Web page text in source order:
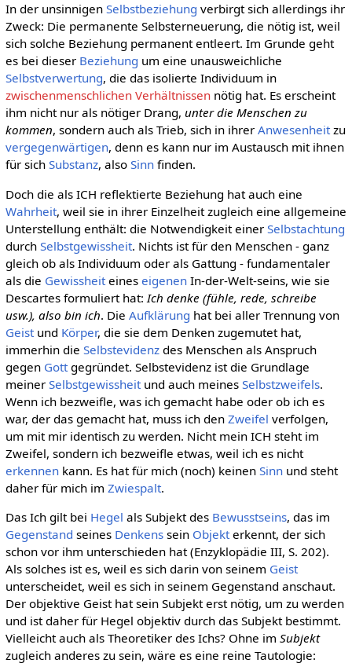
In der unsinnigen Selbstbeziehung verbirgt sich allerdings ihr
Zweck: Die permanente Selbsterneuerung, die nötig ist, weil
sich solche Beziehung permanent entleert. Im Grunde geht
es bei dieser Beziehung um eine unausweichliche
Selbstverwertung, die das isolierte Individuum in
zwischenmenschlichen Verhältnissennötig hat. Es erscheint
ihm nicht nur als nötiger Drang, unter die Menschen zu
kommen, sondern auch als Trieb, sich in ihrer Anwesenheitzu
vergegenwärtigen, denn es kann nur im Austausch mit ihnen
für sich Substanz, also Sinnfinden.
Doch die als ICH reflektierte Beziehung hat auch eine
Wahrheit, weil sie in ihrer Einzelheit zugleich eine allgemeine
Unterstellung enthält: die Notwendigkeit einer Selbstachtung
durch Selbstgewissheit. Nichts ist für den Menschen - ganz
gleich ob als Individuum oder als Gattung - fundamentaler
als die Gewissheiteines eigenenIn-der-Welt-seins, wie sie
Descartes formuliert hat: Ich denke (fühle, rede, schreibe
usw.), also bin ich. Die Aufklärung hat bei aller Trennung von
Geistund Körper, die sie dem Denken zugemutet hat,
immerhin die Selbstevidenzdes Menschen als Anspruch
gegen Gottgegründet. Selbstevidenz ist die Grundlage
meiner Selbstgewissheitund auch meines Selbstzweifels.
Wenn ich bezweifle, was ich gemacht habe oder ob ich es
war, der das gemacht hat, muss ich den Zweifel verfolgen,
um mit mir identisch zu werden. Nicht mein ICH steht im
Zweifel, sondern ich bezweifle etwas, weil ich es nicht
erkennenkann. Es hat für mich (noch) keinen Sinnund steht
daher für mich im Zwiespalt.
Das Ich gilt bei Hegel als Subjekt des Bewusstseins, das im
Gegenstand seines Denkenssein Objekterkennt, der sich
schon vor ihm unterschieden hat (Enzyklopädie III, S. 202).
Als solches ist es, weil es sich darin von seinem Geist
unterscheidet, weil es sich in seinem Gegenstand anschaut.
Der objektive Geist hat sein Subjekt erst nötig, um zu werden
und ist daher für Hegel objektiv durch das Subjekt bestimmt.
Vielleicht auch als Theoretiker des Ichs? Ohne im Subjekt
zugleich anderes zu sein, wäre es eine reine Tautologie: